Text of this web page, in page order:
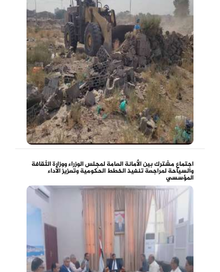
اجتماع مشترك بين الأمانة العامة لمجلس الوزراء ووزارة الثقافة
والسياحة لمراجعة تنفيذ الخطط الحكومية وتعزيز الأداء
المؤسسي